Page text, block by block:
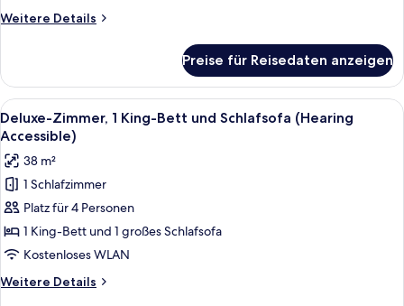
anzeigen
Weitere Details
Weitere
1 King-
Bett
(Hearing
Accessible)
Preise für Reisedaten anzeigen
Alle
Fotos
für
Deluxe-
Zimmer,
1 King-
Bett
und
Schlafsofa
(Hearing
Ein Hotelzimmer mit einem großen
7
Deluxe-Zimmer, 1 King-Bett und Schlafsofa (Hearing
Accessible)
38 m²
1 Schlafzimmer
Platz für 4 Personen
1 King-Bett und 1 großes Schlafsofa
Kostenloses WLAN
Weitere Details
Weitere